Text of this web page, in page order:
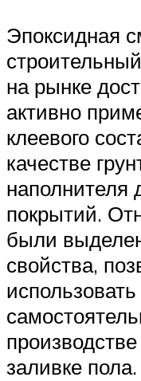
Эпоксидная
на рынке
активно
клеевого
качестве
наполнителя
покрытий.
были
свойства,
заливке пола.